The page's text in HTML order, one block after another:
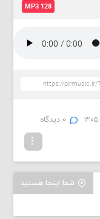
MP3 128
۰ دیدگاه
شما اینجا هستید